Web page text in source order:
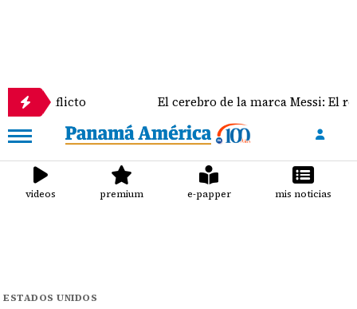
El cerebro de la marca Messi: El rol clave
videos premium e-papper mis noticias
ESTADOS UNIDOS